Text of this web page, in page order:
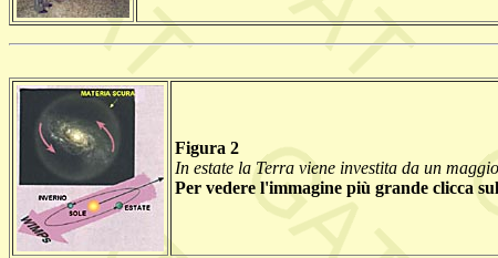
Figura 2
In estate la Terra viene investita da un
Per vedere l'immagine più grande clicca